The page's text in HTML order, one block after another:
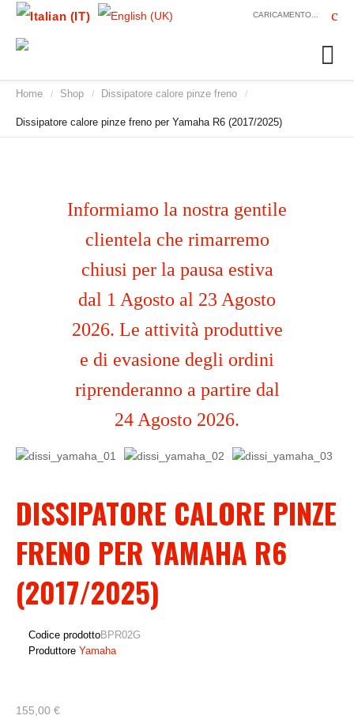
CARICAMENTO...
Home / Shop / Dissipatore calore pinze freno /
Dissipatore calore pinze freno per Yamaha R6 (2017/2025)
Informiamo la nostra gentile
clientela che rimarremo
chiusi per la pausa estiva
dal 1 Agosto al 23 Agosto
2026. Le attività produttive
e di evasione degli ordini
riprenderanno a partire dal
24 Agosto 2026.
DISSIPATORE CALORE PINZE
FRENO PER YAMAHA R6
(2017/2025)
Codice prodottoBPR02G
Produttore Yamaha
155,00 €